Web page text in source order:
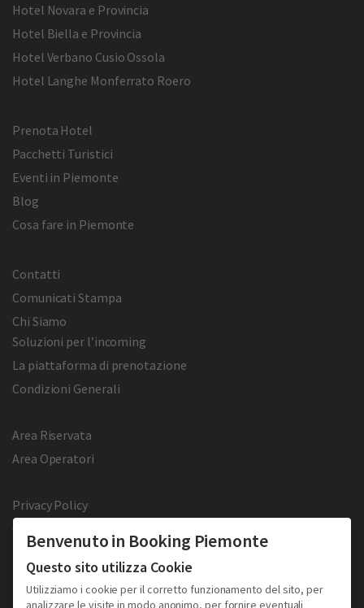
Hotel Novara e Provincia
Hotel Biella e Provincia
Hotel Verbano Cusio Ossola
Hotel Langhe Monferrato Roero
Prenota Hotel
Pacchetti Turistici
Eventi in Piemonte
Blog
Cosa fare in Piemonte
Contatti
Comunicati Stampa
Chi Siamo
Soluzioni per l’incoming
La piattaforma di prenotazione
Condizioni Generali
Area Riservata
Area Operatori
Privacy Policy
Facebook
Twitter YouTube Pinterest
Benvenuto in Booking Piemonte
Questo sito utilizza Cookie
Utilizziamo i cookie per il corretto funzionamento del sito, per
analizzare le visite in modo anonimo, per fornire eventuali